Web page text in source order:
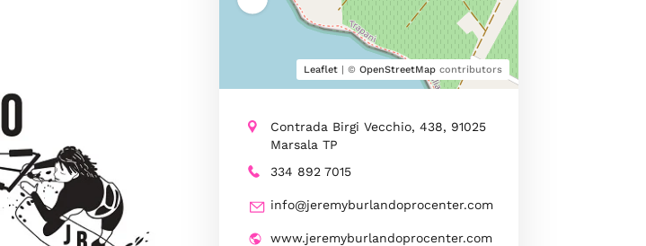
Leaflet| © OpenStreetMapcontributors
Contrada Birgi Vecchio, 438, 91025
Marsala TP
334 892 7015
info@jeremyburlandoprocenter.com
www.jeremyburlandoprocenter.com